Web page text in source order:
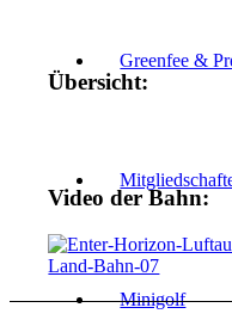
Greenfee &
Minigolf
Übersicht:
Video der Bahn: